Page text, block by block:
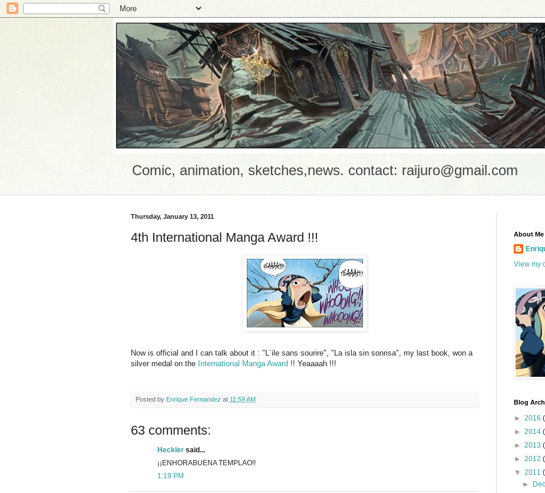
Comic, animation, sketches,news. contact: raijuro@gmail.com
Thursday, January 13, 2011
4th International Manga Award !!!
Now is official and I can talk about it : "L´ile sans sourire", "La isla sin sonrisa", my last book, won a
silver medal on the International Manga Award !! Yeaaaah !!!
Posted by Enrique Fernandez at 11:59 AM
63 comments:
Heckler said...
¡¡ENHORABUENA TEMPLAO!!
1:19 PM
About Me
View my
Blog
► 2016
► 2014
► 2013
► 2012
▼ 2011
►